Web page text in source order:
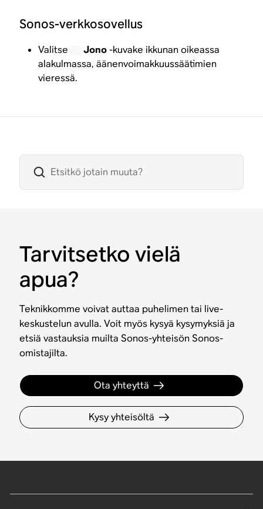
Sonos-verkkosovellus
Valitse Jono-kuvake ikkunan oikeassa
alakulmassa, äänenvoimakkuussäätimien
vieressä.
Tarvitsetko vielä
apua?
Teknikkomme voivat auttaa puhelimen tai live-
keskustelun avulla. Voit myös kysyä kysymyksiä ja
etsiä vastauksia muilta Sonos-yhteisön Sonos-
omistajilta.
Ota yhteyttä
Kysy yhteisöltä